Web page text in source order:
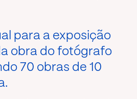
para a exposição
obra do fotógrafo
70 obras de 10